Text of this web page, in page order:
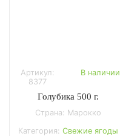
Артикул:
8377
В наличии
Голубика 500 г.
Страна: Марокко
Категория: Свежие ягоды